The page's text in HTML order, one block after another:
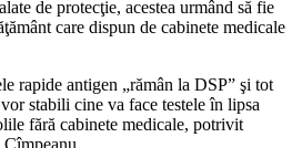
de protecţie, acestea urmând să fie
care dispun de cabinete medicale
rapide antigen „rămân la DSP” şi tot
stabili cine va face testele în lipsa
fără cabinete medicale, potrivit